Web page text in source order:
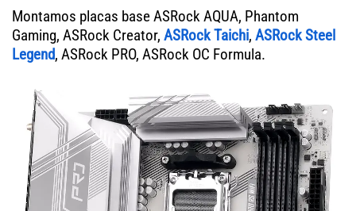
Montamos placas base ASRock AQUA, Phantom
Gaming, ASRock Creator, ASRock Taichi, ASRock Steel
Legend, ASRock PRO, ASRock OC Formula.